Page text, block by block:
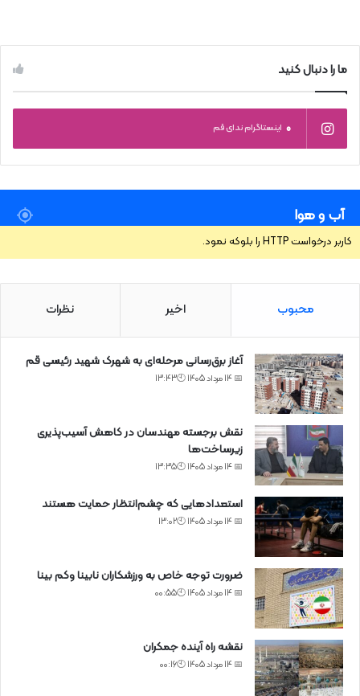
ما را دنبال کنید
0 اینستاگرام ندای قم
آب و هوا
کاربر درخواست HTTP را بلوکه نمود.
محبوب اخیر نظرات
آغاز برق‌رسانی مرحله‌ای به شهرک شهید رئیسی قم
📅 14 مرداد 1405 🕙13:43
نقش برجسته مهندسان در کاهش آسیب‌پذیری
زیرساخت‌ها
📅 14 مرداد 1405 🕙13:35
استعدادهایی که چشم‌انتظار حمایت هستند
📅 14 مرداد 1405 🕙13:02
ضرورت توجه خاص به ورزشکاران نابینا وکم بینا
📅 14 مرداد 1405 🕙00:55
نقشه راه آینده جمکران
📅 14 مرداد 1405 🕙00:16